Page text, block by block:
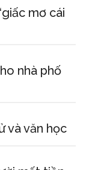
mơ cái
nhà phố
và văn học